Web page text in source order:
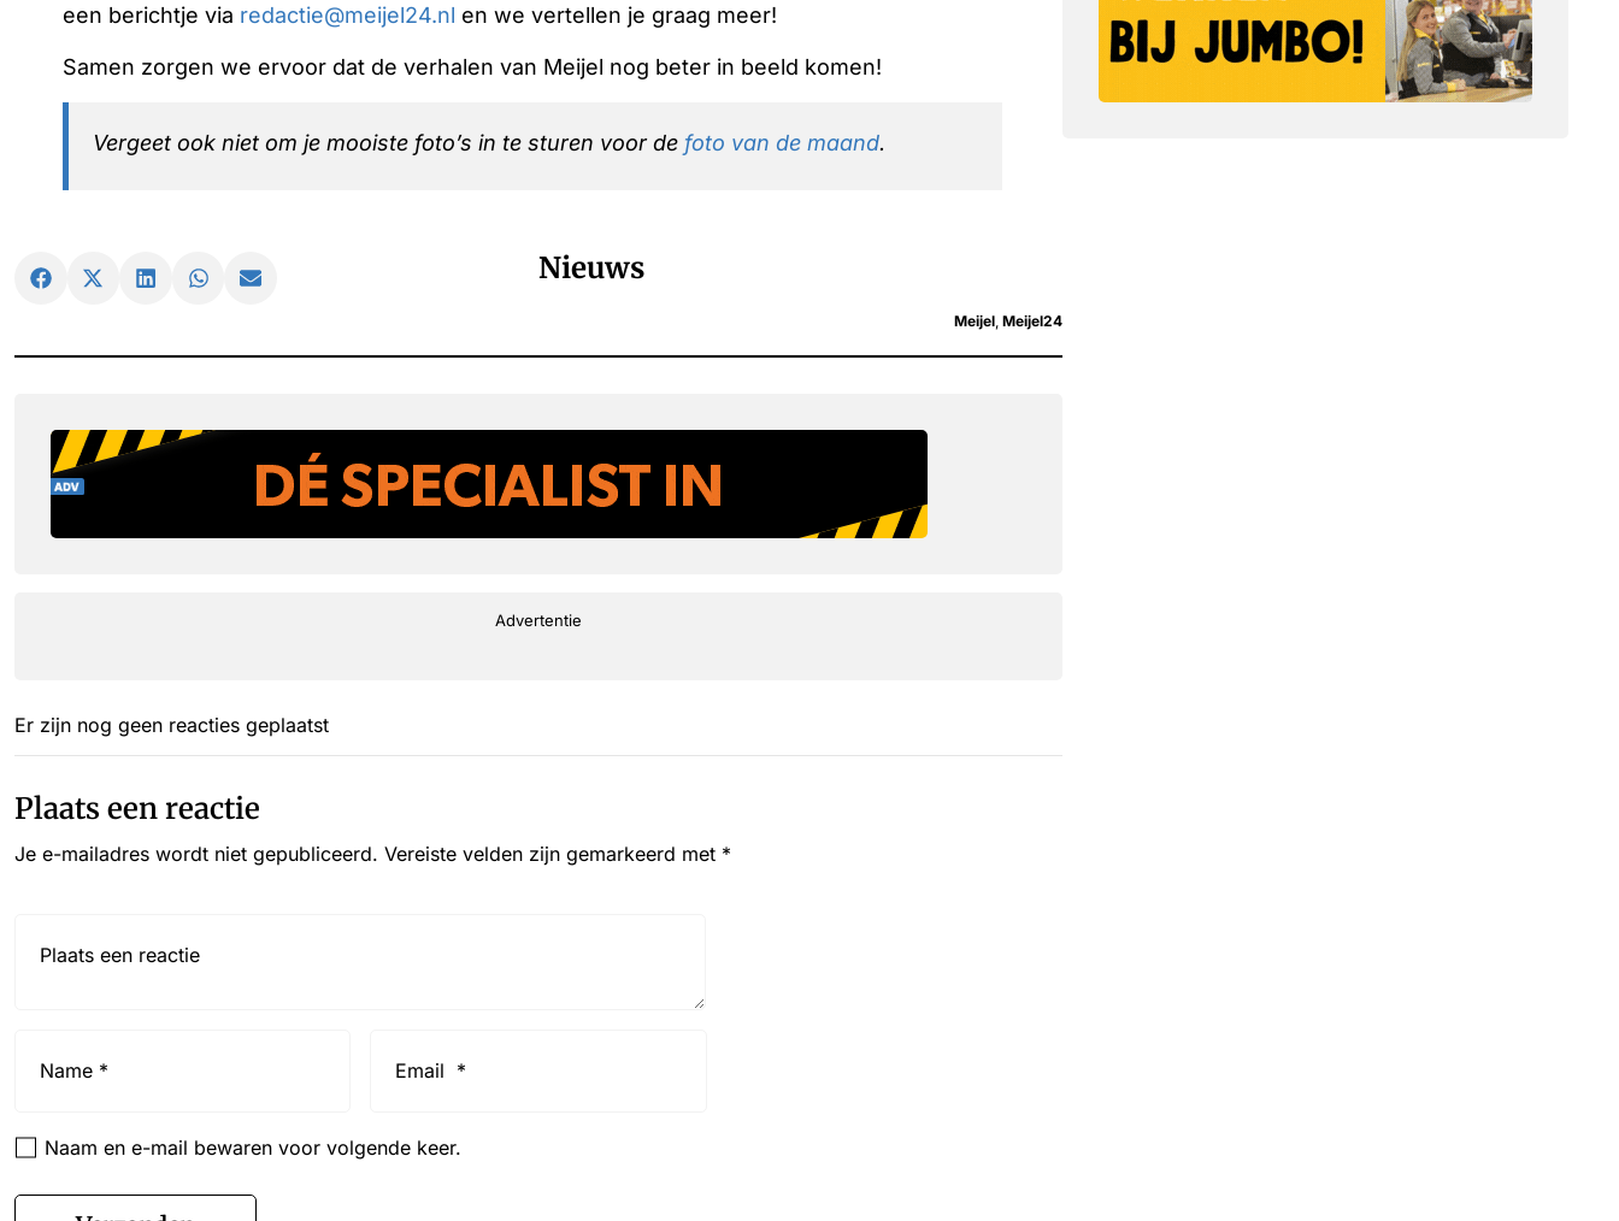
een berichtje via redactie@meijel24.nl en we vertellen je graag meer!
Samen zorgen we ervoor dat de verhalen van Meijel nog beter in beeld komen!
Vergeet ook niet om je mooiste foto’s in te sturen voor de foto van de maand.
Nieuws
Meijel Meijel24
Advertentie
Er zijn nog geen reacties geplaatst
Plaats een reactie
Je e-mailadres wordt niet gepubliceerd. Vereiste velden zijn gemarkeerd met *
Naam en e-mail bewaren voor volgende keer.